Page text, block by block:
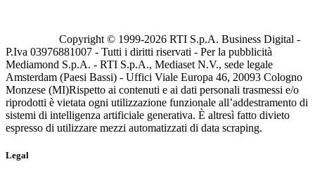
Copyright © 1999-2026 RTI S.p.A. Business Digital -
P.Iva 03976881007 - Tutti i diritti riservati - Per la pubblicità
Mediamond S.p.A. - RTI S.p.A., Mediaset N.V., sede legale
Amsterdam (Paesi Bassi) - Uffici Viale Europa 46, 20093 Cologno
Monzese (MI)Rispetto ai contenuti e ai dati personali trasmessi e/o
riprodotti è vietata ogni utilizzazione funzionale all’addestramento di
sistemi di intelligenza artificiale generativa. È altresì fatto divieto
espresso di utilizzare mezzi automatizzati di data scraping.
Legal